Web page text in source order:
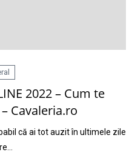
2022 – Cum te
Cavaleria.ro
că ai tot auzit în ultimele zile